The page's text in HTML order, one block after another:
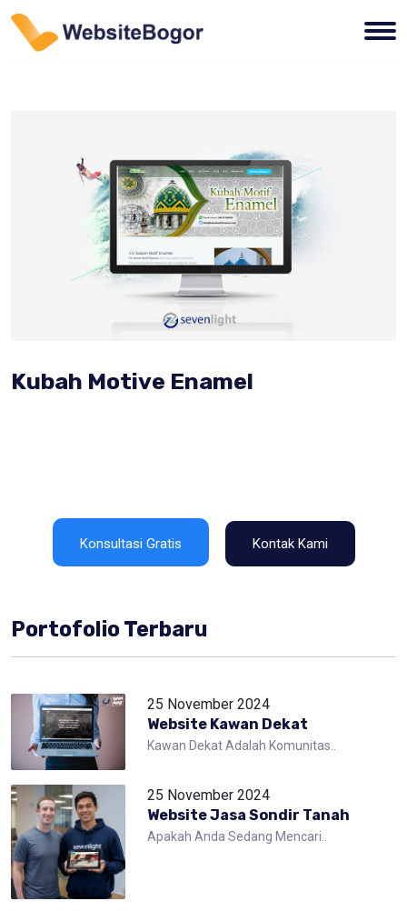
Kubah Motive Enamel
Konsultasi Gratis Kontak Kami
Portofolio Terbaru
25 November 2024
Website Kawan Dekat
Kawan Dekat Adalah Komunitas..
25 November 2024
Website Jasa Sondir Tanah
Apakah Anda Sedang Mencari..